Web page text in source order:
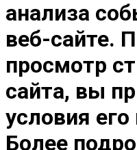
анализа
веб-сайте.
просмотр
сайта, вы
условия
Более